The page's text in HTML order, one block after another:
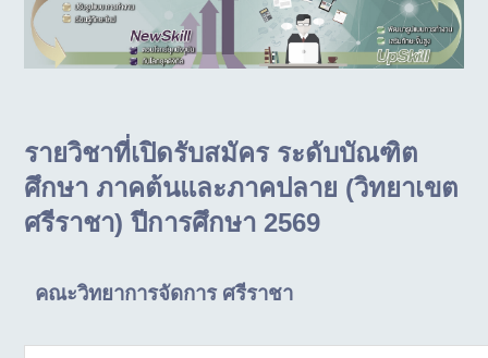
รายวิชาที่เปิดรับสมัคร ระดับบัณฑิต
ศึกษา ภาคต้นและภาคปลาย (วิทยาเขต
ศรีราชา) ปีการศึกษา 2569
คณะวิทยาการจัดการ ศรีราชา